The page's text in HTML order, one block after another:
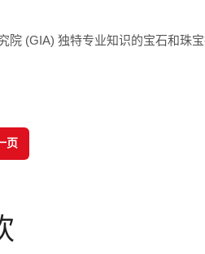
院 (GIA) 独特专业知识的宝石和珠
页